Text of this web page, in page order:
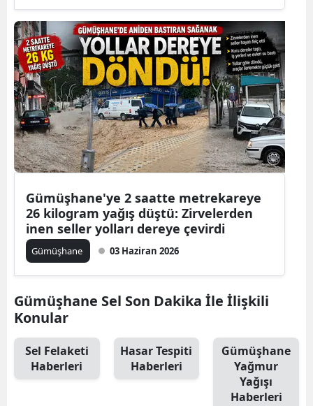
Eskişehir
Gaziantep
Giresun
Gümüşhane
Hakkari
Hatay
Mersin
İstanbul
İzmir
Kars
Kayseri
Gümüşhane'ye 2 saatte metrekareye
26 kilogram yağış düştü: Zirvelerden
inen seller yolları dereye çevirdi
Gümüşhane 03 Haziran 2026
Gümüşhane Sel Son Dakika İle İlişkili
Konular
Sel Felaketi
Haberleri
Hasar Tespiti
Haberleri
Gümüşhane
Yağmur
Yağışı
Haberleri